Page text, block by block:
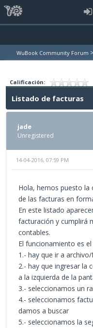
WuBook Community Forum >
Calificación:
Listado de facturas
jade
Unregistered
14-04-2016, 07:59 PM
Hola, hemos puesto la
de las facturas en
En este listado
facturación y cumplirá
contables.
El funcionamiento es el
1.- hay que ir a
2.- hay que ingresar la
a la izquierda de la
3.- seleccionamos un
4.- seleccionamos
damos a buscar
5.- seleccionamos la